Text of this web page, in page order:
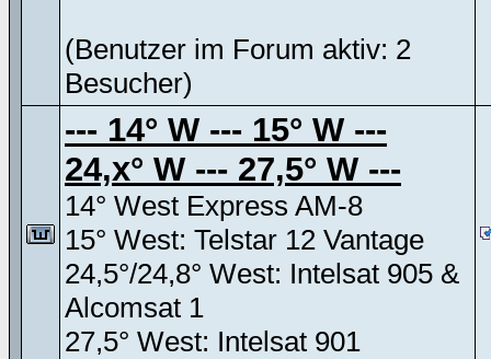
(Benutzer im Forum aktiv: 2
Besucher)
--- 14° W --- 15° W ---
24,x° W --- 27,5° W ---
14° West Express AM-8
15° West: Telstar 12 Vantage
24,5°/24,8° West: Intelsat 905 &
Alcomsat 1
27,5° West: Intelsat 901